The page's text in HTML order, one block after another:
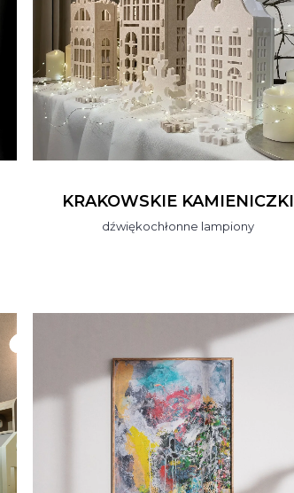
KRAKOWSKIE KAMIENICZKI
dźwiękochłonne lampiony